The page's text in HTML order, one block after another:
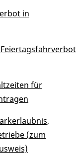
in
für
(zum